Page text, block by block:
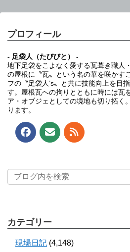
プロフィール
- 足袋人（たびびと） -
地下足袋をこよなく愛する瓦葺き職人
の屋根に〝瓦〟という名の華を咲かす
フの〝足袋人’s〟と共に技能向上を目
す。屋根瓦への拘りとともに時には瓦
ア・オブジェとしての境地も切り拓く
ります。
カテゴリー
現場日記 (4,148)